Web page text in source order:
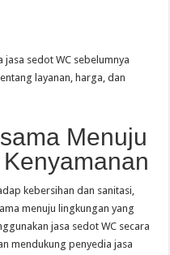
sedot WC sebelumnya
layanan, harga, dan
Menuju
kebersihan dan sanitasi,
menuju lingkungan yang
jasa sedot WC secara
mendukung penyedia jasa